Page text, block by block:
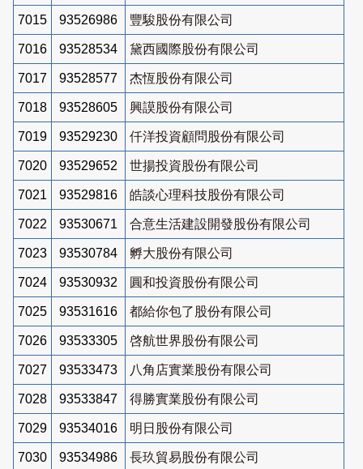
7015 93526986 豐駿股份有限公司
7016 93528534 黛西國際股份有限公司
7017 93528577 杰恆股份有限公司
7018 93528605 興謨股份有限公司
7019 93529230 仟洋投資顧問股份有限公司
7020 93529652 世揚投資股份有限公司
7021 93529816 皓談心理科技股份有限公司
7022 93530671 合意生活建設開發股份有限公司
7023 93530784 孵大股份有限公司
7024 93530932 圓和投資股份有限公司
7025 93531616 都給你包了股份有限公司
7026 93533305 啓航世界股份有限公司
7027 93533473 八角店實業股份有限公司
7028 93533847 得勝實業股份有限公司
7029 93534016 明日股份有限公司
7030 93534986 長玖貿易股份有限公司